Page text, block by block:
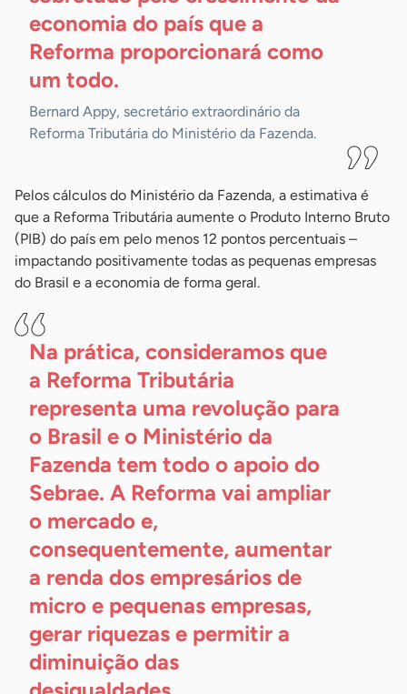
economia do país que a
Reforma proporcionará como
um todo.
Bernard Appy, secretário extraordinário da
Reforma Tributária do Ministério da Fazenda.
Pelos cálculos do Ministério da Fazenda, a estimativa é
que a Reforma Tributária aumente o Produto Interno Bruto
(PIB) do país em pelo menos 12 pontos percentuais –
impactando positivamente todas as pequenas empresas
do Brasil e a economia de forma geral.
Na prática, consideramos que
a Reforma Tributária
representa uma revolução para
o Brasil e o Ministério da
Fazenda tem todo o apoio do
Sebrae. A Reforma vai ampliar
o mercado e,
consequentemente, aumentar
a renda dos empresários de
micro e pequenas empresas,
gerar riquezas e permitir a
diminuição das